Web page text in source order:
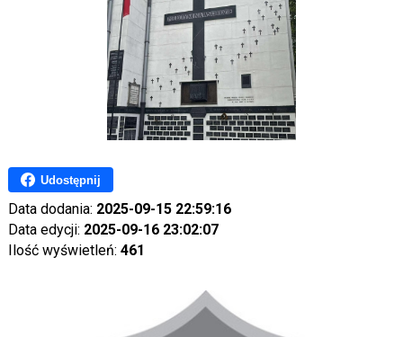
Udostępnij
Data dodania: 2025-09-15 22:59:16
Data edycji: 2025-09-16 23:02:07
Ilość wyświetleń: 461